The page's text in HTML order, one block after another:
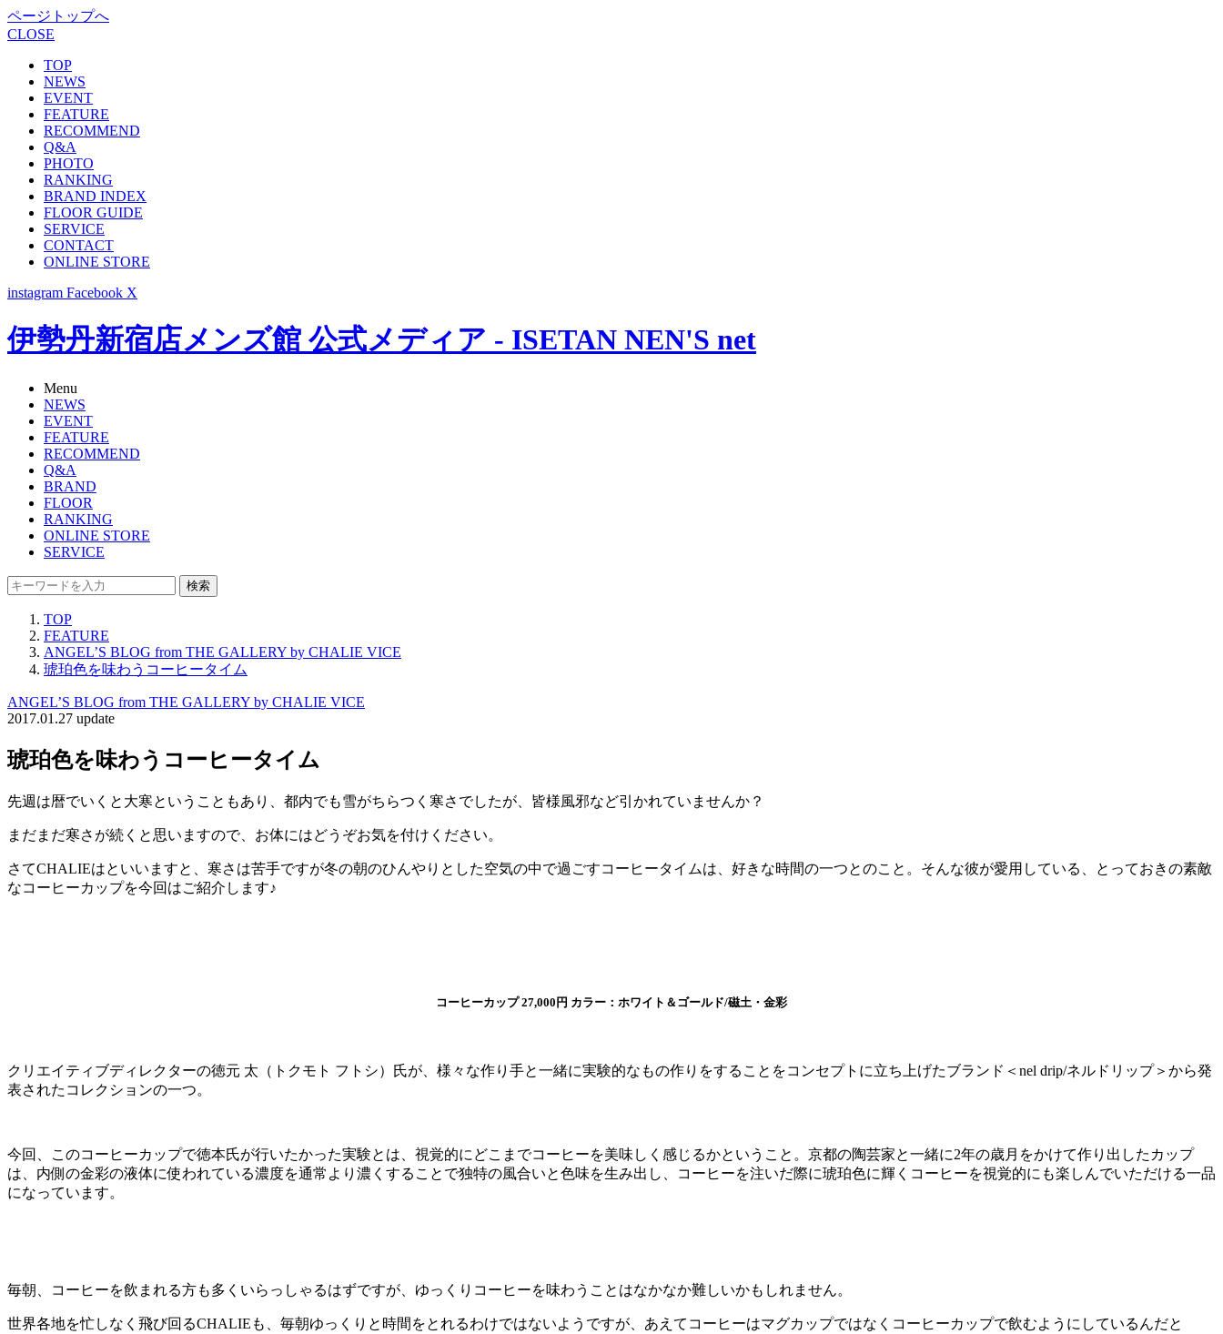
ページトップへ
CLOSE
TOP
NEWS
EVENT
FEATURE
RECOMMEND
Q&A
PHOTO
RANKING
BRAND INDEX
FLOOR GUIDE
SERVICE
CONTACT
ONLINE STORE
instagram Facebook X
伊勢丹新宿店メンズ館 公式メディア - ISETAN NEN'S net
Menu
NEWS
EVENT
FEATURE
RECOMMEND
Q&A
BRAND
FLOOR
RANKING
ONLINE STORE
SERVICE
検索
TOP
FEATURE
ANGEL’S BLOG from THE GALLERY by CHALIE VICE
琥珀色を味わうコーヒータイム
ANGEL’S BLOG from THE GALLERY by CHALIE VICE
2017.01.27 update
琥珀色を味わうコーヒータイム
先週は暦でいくと大寒ということもあり、都内でも雪がちらつく寒さでしたが、皆様風邪など引かれていませんか？
まだまだ寒さが続くと思いますので、お体にはどうぞお気を付けください。
さてCHALIEはといいますと、寒さは苦手ですが冬の朝のひんやりとした空気の中で過ごすコーヒータイムは、好きな時間の一つとのこと。そんな彼が愛用している、とっておきの素敵
なコーヒーカップを今回はご紹介します♪
コーヒーカップ 27,000円 カラー：ホワイト＆ゴールド/磁土・金彩
クリエイティブディレクターの徳元 太（トクモト フトシ）氏が、様々な作り手と一緒に実験的なもの作りをすることをコンセプトに立ち上げたブランド＜nel drip/ネルドリップ＞から発
表されたコレクションの一つ。
今回、このコーヒーカップで徳本氏が行いたかった実験とは、視覚的にどこまでコーヒーを美味しく感じるかということ。京都の陶芸家と一緒に2年の歳月をかけて作り出したカップ
は、内側の金彩の液体に使われている濃度を通常より濃くすることで独特の風合いと色味を生み出し、コーヒーを注いだ際に琥珀色に輝くコーヒーを視覚的にも楽しんでいただける一品
になっています。
毎朝、コーヒーを飲まれる方も多くいらっしゃるはずですが、ゆっくりコーヒーを味わうことはなかなか難しいかもしれません。
世界各地を忙しなく飛び回るCHALIEも、毎朝ゆっくりと時間をとれるわけではないようですが、あえてコーヒーはマグカップではなくコーヒーカップで飲むようにしているんだと